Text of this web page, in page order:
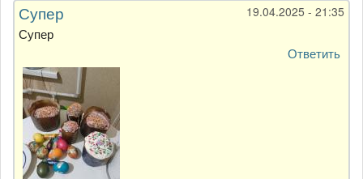
19.04.2025 - 21:35
Супер
Супер
Ответить